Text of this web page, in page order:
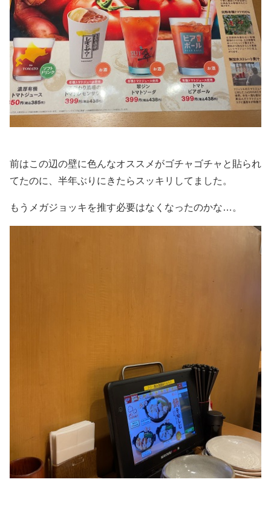
前はこの辺の壁に色んなオススメがゴチャゴチャと貼られ
てたのに、半年ぶりにきたらスッキリしてました。
もうメガジョッキを推す必要はなくなったのかな…。